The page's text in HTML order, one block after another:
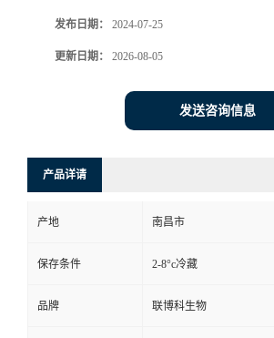
发布日期： 2024-07-25
更新日期： 2026-08-05
发送咨询信息
产品详请
产地 南昌市
保存条件 2-8°c冷藏
品牌 联博科生物